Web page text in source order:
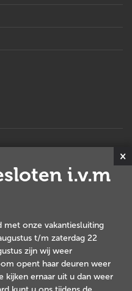
×
i.v.m
met onze vakantiesluiting
t/m zaterdag 22
zijn wij weer
opent haar deuren weer
kijken ernaar uit u dan weer